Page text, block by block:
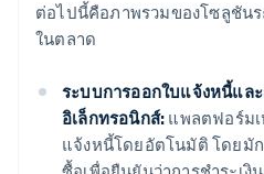
ต่อไปนี้คือภาพรวมของโซลูชัน
ในตลาด
ระบบการออกใบแจ้งหนี้แล
อิเล็กทรอนิกส์: แพลตฟอร์มเ
แจ้งหนี้โดยอัตโนมัติ โดยมั